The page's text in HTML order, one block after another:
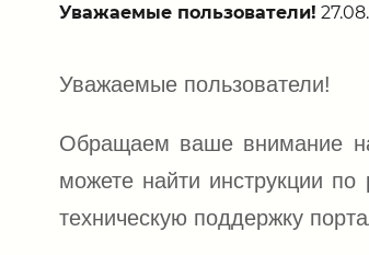
Уважаемые пользователи!
Уважаемые пользователи!
Обращаем ваше внимание
можете найти инструкции
техническую поддержку